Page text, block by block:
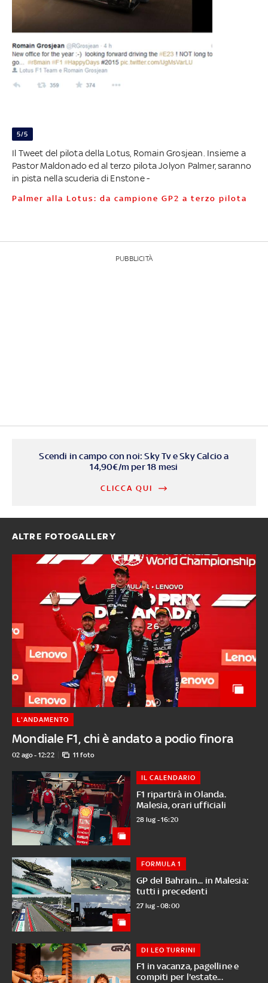
5/5
Il Tweet del pilota della Lotus, Romain Grosjean. Insieme a
Pastor Maldonado ed al terzo pilota Jolyon Palmer, saranno
in pista nella scuderia di Enstone -
Palmer alla Lotus: da campione GP2 a terzo pilota
PUBBLICITÀ
Scendi in campo con noi: Sky Tv e Sky Calcio a
14,90€/m per 18 mesi
CLICCA QUI
ALTRE FOTOGALLERY
Mondiale F1, chi è andato a podio finora
L'ANDAMENTO
02 ago - 12:22 11 foto
F1 ripartirà in Olanda.
Malesia, orari ufficiali
IL CALENDARIO
28 lug - 16:20
GP del Bahrain... in Malesia:
tutti i precedenti
FORMULA 1
27 lug - 08:00
F1 in vacanza, pagelline e
compiti per l'estate...
DI LEO TURRINI